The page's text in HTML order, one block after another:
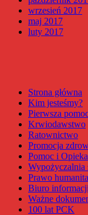
wrzesień 2017
maj 2017
luty 2017
Strona główna
Kim jesteśmy?
Pierwsza
Krwiodawstwo
Ratownictwo
Promocja
Pomoc i Opieka
Wypożyczalnia
Prawo
Biuro
Ważne
100 lat PCK